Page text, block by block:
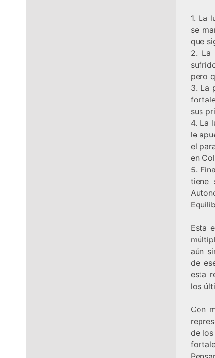
1. La
se
que
2. La
pero
3. La
sus
4. La
le
el
en
5.
tiene
Esta
aún
de
esta
los
Con
de